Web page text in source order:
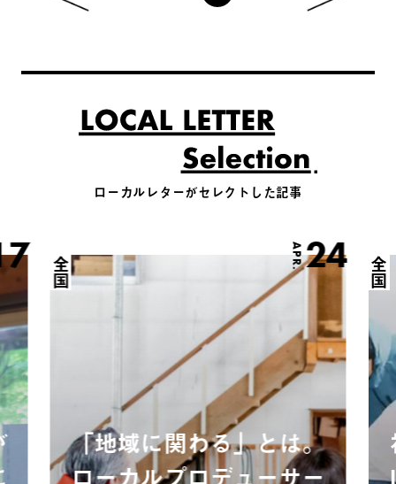
ローカルレターがセレクトした記事
APR.24
全国
「地域に関わる」とは。
全国